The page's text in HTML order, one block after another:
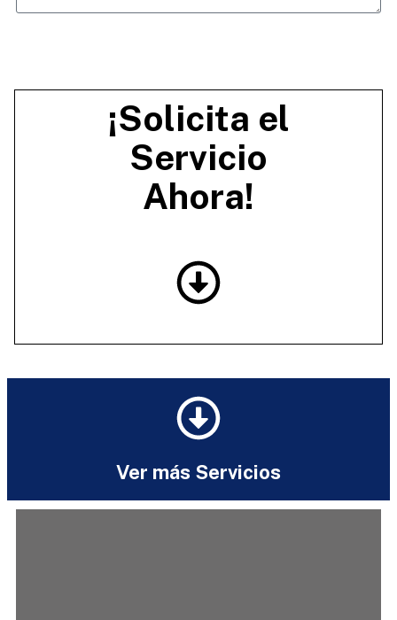
¡Solicita el
Servicio
Ahora!
Ver más Servicios